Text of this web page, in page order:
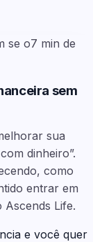
se o7 min de
sem
sua
dinheiro”.
como
entrar em
Ascends Life.
e você quer